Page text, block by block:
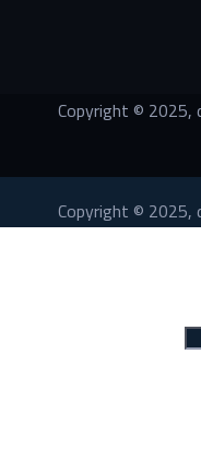
Copyright © 2025,
Copyright © 2025,